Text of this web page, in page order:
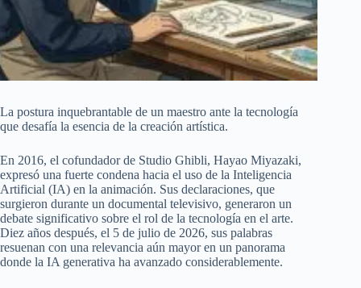
La postura inquebrantable de un maestro ante la tecnología
que desafía la esencia de la creación artística.
En 2016, el cofundador de Studio Ghibli, Hayao Miyazaki,
expresó una fuerte condena hacia el uso de la Inteligencia
Artificial (IA) en la animación. Sus declaraciones, que
surgieron durante un documental televisivo, generaron un
debate significativo sobre el rol de la tecnología en el arte.
Diez años después, el 5 de julio de 2026, sus palabras
resuenan con una relevancia aún mayor en un panorama
donde la IA generativa ha avanzado considerablemente.